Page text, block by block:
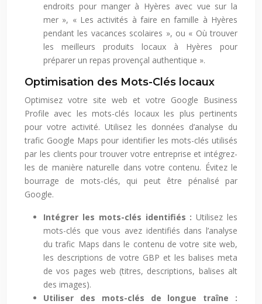
endroits pour manger à Hyères avec vue sur la
mer », « Les activités à faire en famille à Hyères
pendant les vacances scolaires », ou « Où trouver
les meilleurs produits locaux à Hyères pour
préparer un repas provençal authentique ».
Optimisation des Mots-Clés locaux
Optimisez votre site web et votre Google Business
Profile avec les mots-clés locaux les plus pertinents
pour votre activité. Utilisez les données d’analyse du
trafic Google Maps pour identifier les mots-clés utilisés
par les clients pour trouver votre entreprise et intégrez-
les de manière naturelle dans votre contenu. Évitez le
bourrage de mots-clés, qui peut être pénalisé par
Google.
Intégrer les mots-clés identifiés :Utilisez les
mots-clés que vous avez identifiés dans l’analyse
du trafic Maps dans le contenu de votre site web,
les descriptions de votre GBP et les balises meta
de vos pages web (titres, descriptions, balises alt
des images).
Utiliser des mots-clés de longue traîne :